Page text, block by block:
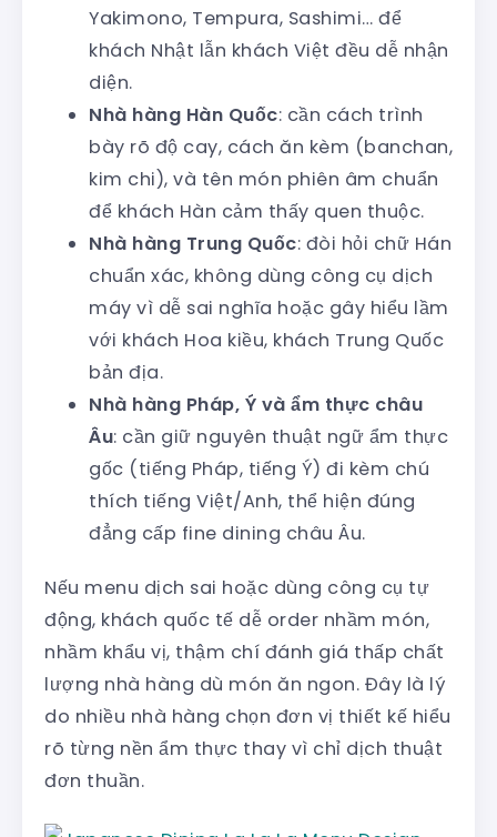
Yakimono, Tempura, Sashimi… để
khách Nhật lẫn khách Việt đều dễ nhận
diện.
Nhà hàng Hàn Quốc: cần cách trình
bày rõ độ cay, cách ăn kèm (banchan,
kim chi), và tên món phiên âm chuẩn
để khách Hàn cảm thấy quen thuộc.
Nhà hàng Trung Quốc: đòi hỏi chữ Hán
chuẩn xác, không dùng công cụ dịch
máy vì dễ sai nghĩa hoặc gây hiểu lầm
với khách Hoa kiều, khách Trung Quốc
bản địa.
Nhà hàng Pháp, Ý và ẩm thực châu
Âu: cần giữ nguyên thuật ngữ ẩm thực
gốc (tiếng Pháp, tiếng Ý) đi kèm chú
thích tiếng Việt/Anh, thể hiện đúng
đẳng cấp fine dining châu Âu.
Nếu menu dịch sai hoặc dùng công cụ tự
động, khách quốc tế dễ order nhầm món,
nhầm khẩu vị, thậm chí đánh giá thấp chất
lượng nhà hàng dù món ăn ngon. Đây là lý
do nhiều nhà hàng chọn đơn vị thiết kế hiểu
rõ từng nền ẩm thực thay vì chỉ dịch thuật
đơn thuần.